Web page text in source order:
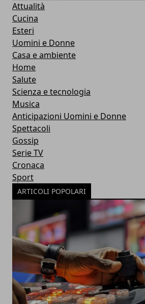
Attualità
Cucina
Esteri
Uomini e Donne
Casa e ambiente
Home
Salute
Scienza e tecnologia
Musica
Anticipazioni Uomini e Donne
Spettacoli
Gossip
Serie TV
Cronaca
Sport
ARTICOLI POPOLARI